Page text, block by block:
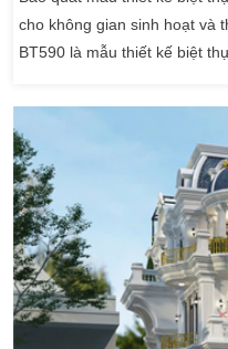
cho không gian sinh hoạt và
BT590 là mẫu thiết kế biệt
sống cũng như tạo sự thoải
không gian sinh […]